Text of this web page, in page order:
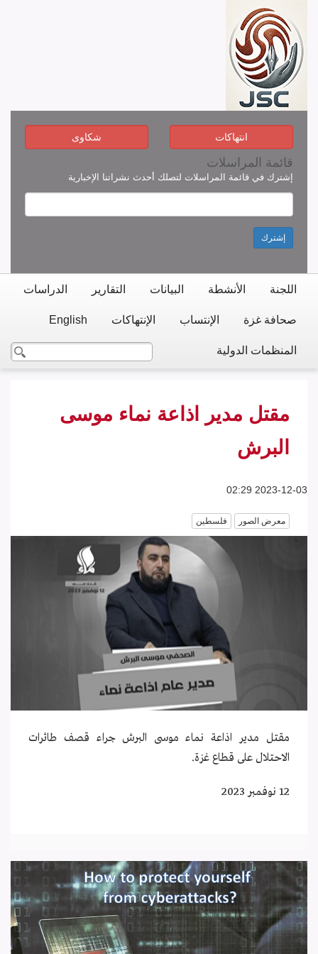
انتهاكات شكاوى
قائمة المراسلات
إشترك في قائمة المراسلات لتصلك أحدث نشراتنا الإخبارية
إشترك
اللجنة الأنشطة البيانات التقارير الدراسات
صحافة غزة الإنتساب الإنتهاكات English
المنظمات الدولية
مقتل مدير اذاعة نماء موسى
البرش
2023-12-03 02:29
معرض الصور فلسطين
مقتل مدير اذاعة نماء موسى البرش جراء قصف طائرات
الاحتلال على قطاع غزة.
12 نوفمبر 2023